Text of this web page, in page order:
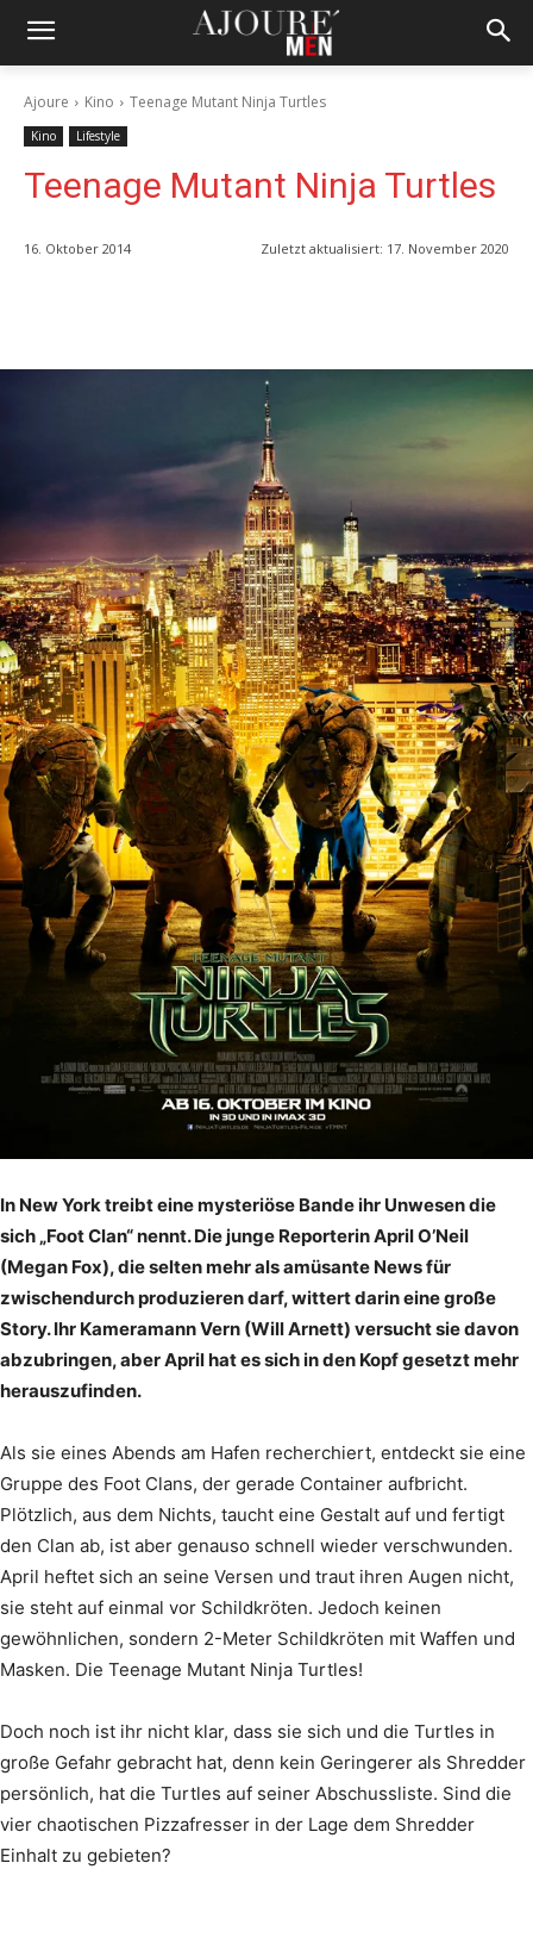
Ajoure Kino Teenage Mutant Ninja Turtles
Kino Lifestyle
Teenage Mutant Ninja Turtles
16. Oktober 2014 Zuletzt aktualisiert: 17. November 2020
In New York treibt eine mysteriöse Bande ihr Unwesen die
sich „Foot Clan“ nennt. Die junge Reporterin April O’Neil
(Megan Fox), die selten mehr als amüsante News für
zwischendurch produzieren darf, wittert darin eine große
Story. Ihr Kameramann Vern (Will Arnett) versucht sie davon
abzubringen, aber April hat es sich in den Kopf gesetzt mehr
herauszufinden.
Als sie eines Abends am Hafen recherchiert, entdeckt sie eine
Gruppe des Foot Clans, der gerade Container aufbricht.
Plötzlich, aus dem Nichts, taucht eine Gestalt auf und fertigt
den Clan ab, ist aber genauso schnell wieder verschwunden.
April heftet sich an seine Versen und traut ihren Augen nicht,
sie steht auf einmal vor Schildkröten. Jedoch keinen
gewöhnlichen, sondern 2-Meter Schildkröten mit Waffen und
Masken. Die Teenage Mutant Ninja Turtles!
Doch noch ist ihr nicht klar, dass sie sich und die Turtles in
große Gefahr gebracht hat, denn kein Geringerer als Shredder
persönlich, hat die Turtles auf seiner Abschussliste. Sind die
vier chaotischen Pizzafresser in der Lage dem Shredder
Einhalt zu gebieten?